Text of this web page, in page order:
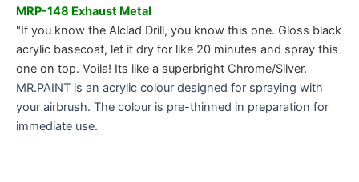
MRP-148 Exhaust Metal
"If you know the Alclad Drill, you know this one. Gloss black
acrylic basecoat, let it dry for like 20 minutes and spray this
one on top. Voila! Its like a superbright Chrome/Silver.
MR.PAINT is an acrylic colour designed for spraying with
your airbrush. The colour is pre-thinned in preparation for
immediate use.